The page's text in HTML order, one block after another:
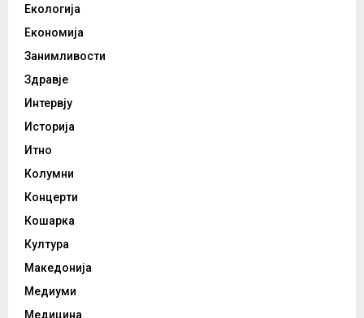
Екологија
Економија
Занимливости
Здравје
Интервју
Историја
Итно
Колумни
Концерти
Кошарка
Култура
Македонија
Медиуми
Медицина